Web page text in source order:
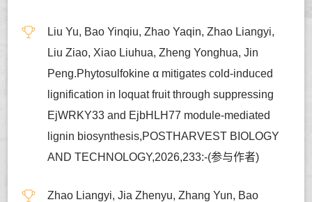
Liu Yu, Bao Yinqiu, Zhao Yaqin, Zhao Liangyi,
Liu Ziao, Xiao Liuhua, Zheng Yonghua, Jin
Peng.Phytosulfokine α mitigates cold-induced
lignification in loquat fruit through suppressing
EjWRKY33 and EjbHLH77 module-mediated
lignin biosynthesis,POSTHARVEST BIOLOGY
AND TECHNOLOGY,2026,233:-(参与作者)
Zhao Liangyi, Jia Zhenyu, Zhang Yun, Bao